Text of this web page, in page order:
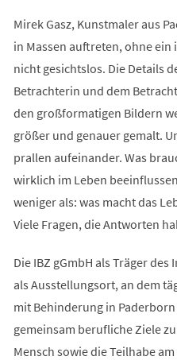
Mirek Gasz, Kunstmaler aus
in Massen auftreten, ohne
nicht gesichtslos. Die Details
Betrachterin und dem
den großformatigen Bildern
größer und genauer gemalt.
prallen aufeinander. Was
wirklich im Leben
weniger als: was macht das
Viele Fragen, die Antworten
Die IBZ gGmbH als Träger
als Ausstellungsort, an dem
mit Behinderung in
gemeinsam berufliche Ziele
Mensch sowie die Teilhabe